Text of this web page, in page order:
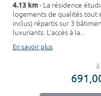
4.13 km- La résidence
logements de qualités tout
inclus) répartis sur 3
luxuriants. L’accès à la...
En savoir plus